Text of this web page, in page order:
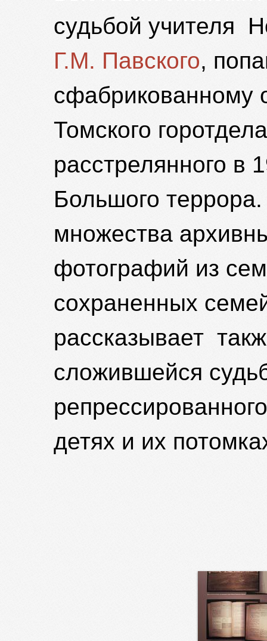
судьбой учителя
Г.М. Павского,
сфабрикованному
Томского
расстрелянного в
Большого
множества
фотографий из
сохраненных
рассказывает
сложившейся
детях и их